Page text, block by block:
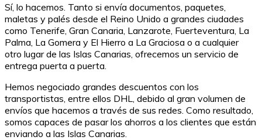
Sí, lo hacemos. Tanto si envía documentos, paquetes,
maletas y palés desde el Reino Unido a grandes ciudades
como Tenerife, Gran Canaria, Lanzarote, Fuerteventura, La
Palma, La Gomera y El Hierro a La Graciosa o a cualquier
otro lugar de las Islas Canarias, ofrecemos un servicio de
entrega puerta a puerta.
Hemos negociado grandes descuentos con los
transportistas, entre ellos DHL, debido al gran volumen de
envíos que hacemos a través de sus redes. Como resultado,
somos capaces de pasar los ahorros a los clientes que están
enviando a las Islas Canarias.